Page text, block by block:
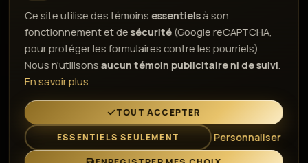
Politique de confidentialité Conditions d'utilisation
Droits d'auteur & responsabilitéPolitique de témoins
L'esprit de la fête depuis 1980
© 2026 Gestion Showbizz Inc. — Tous droits réservés ·
Administration
Ce site utilise des témoinsessentielsà son
fonctionnement et desécurité (Google reCAPTCHA,
pour protéger les formulaires contre les pourriels).
Nous n'utilisonsaucun témoin publicitaire ni de suivi.
En savoir plus.
TOUT ACCEPTER
ESSENTIELS SEULEMENT Personnaliser